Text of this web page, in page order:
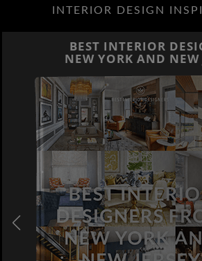
INTERIOR DESIGN
BEST INTERIOR
NEW YORK AND NEW